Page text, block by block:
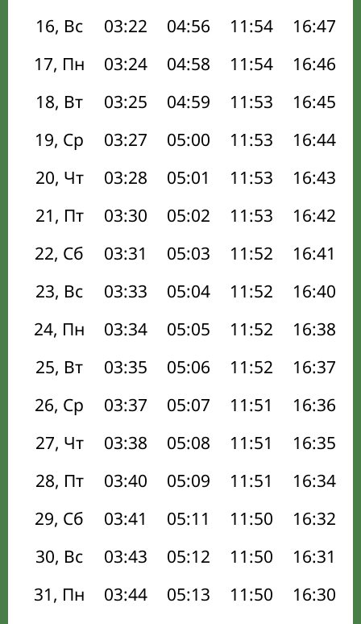
16, Вс
03:22 04:56 11:54 16:47
17, Пн
03:24 04:58 11:54 16:46
18, Вт
03:25 04:59 11:53 16:45
19, Ср
03:27 05:00 11:53 16:44
20, Чт
03:28 05:01 11:53 16:43
21, Пт
03:30 05:02 11:53 16:42
22, Сб
03:31 05:03 11:52 16:41
23, Вс
03:33 05:04 11:52 16:40
24, Пн
03:34 05:05 11:52 16:38
25, Вт
03:35 05:06 11:52 16:37
26, Ср
03:37 05:07 11:51 16:36
27, Чт
03:38 05:08 11:51 16:35
28, Пт
03:40 05:09 11:51 16:34
29, Сб
03:41 05:11 11:50 16:32
30, Вс
03:43 05:12 11:50 16:31
31, Пн
03:44 05:13 11:50 16:30